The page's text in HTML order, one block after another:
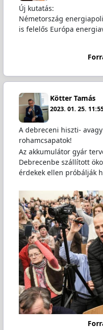
Új kutatás:
Németország
is felelős Európa
Kötter Tamás
2023. 01. 25.
A debreceni hiszti-
rohamcsapatok!
Az akkumulátor gyár
Debrecenbe szállított
érdekek ellen próbálják